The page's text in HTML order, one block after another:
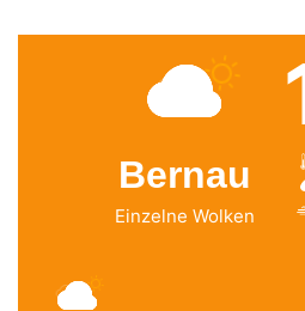
Bernau
Einzelne Wolken